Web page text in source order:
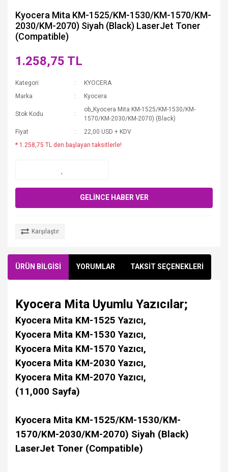
Kyocera Mita KM-1525/KM-1530/KM-1570/KM-
2030/KM-2070) Siyah (Black) LaserJet Toner
(Compatible)
1.258,75 TL
Kategori
KYOCERA
Marka
Kyocera
Stok Kodu
ob_Kyocera Mita KM-1525/KM-1530/KM-
1570/KM-2030/KM-2070) (Black)
Fiyat
22,00 USD + KDV
* 1.258,75 TL den başlayan taksitlerle!
GELİNCE HABER VER
Karşılaştır
ÜRÜN BİLGİSİ YORUMLAR TAKSİT SEÇENEKLERİ
Kyocera Mita Uyumlu Yazıcılar;
Kyocera Mita KM-1525 Yazıcı,
Kyocera Mita KM-1530 Yazıcı,
Kyocera Mita KM-1570 Yazıcı,
Kyocera Mita KM-2030 Yazıcı,
Kyocera Mita KM-2070 Yazıcı,
(11,000 Sayfa)
Kyocera Mita KM-1525/KM-1530/KM-
1570/KM-2030/KM-2070) Siyah (Black)
LaserJet Toner (Compatible)